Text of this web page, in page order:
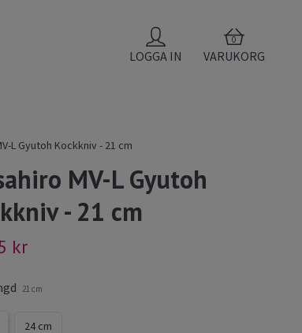
LOGGA IN
0
VARUKORG
L Gyutoh Kockkniv - 21 cm
MV-L Gyutoh
- 21 cm
kr
21 cm
24 cm